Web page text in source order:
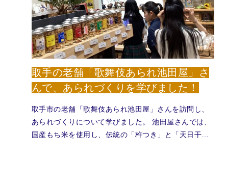
取手の老舗「歌舞伎あられ池田屋」さ
んで、あられづくりを学びました！
取手市の老舗「歌舞伎あられ池田屋」さんを訪問し、
あられづくりについて学びました。 池田屋さんでは、
国産もち米を使用し、伝統の「杵つき」と「天日干…